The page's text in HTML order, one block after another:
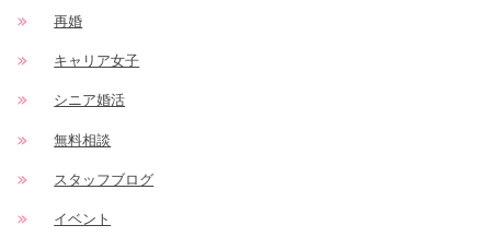
再婚
キャリア女子
シニア婚活
無料相談
スタッフブログ
イベント